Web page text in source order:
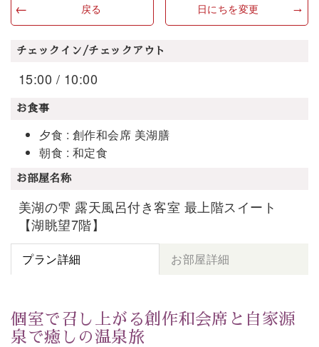
戻る 日にちを変更
チェックイン/チェックアウト
15:00 / 10:00
お食事
夕食 : 創作和会席 美湖膳
朝食 : 和定食
お部屋名称
美湖の雫 露天風呂付き客室 最上階スイート
【湖眺望7階】
プラン詳細 お部屋詳細
個室で召し上がる創作和会席と自家源
泉で癒しの温泉旅